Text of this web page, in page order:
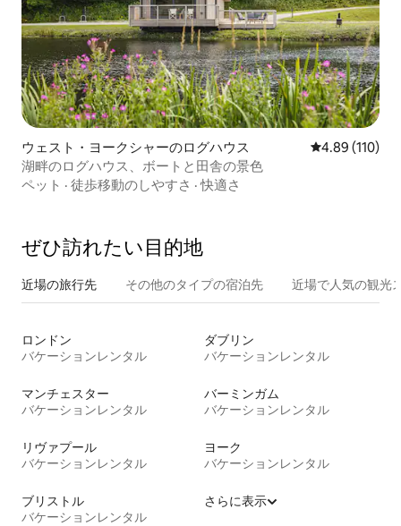
ウェスト・ヨークシャーのログハウス レビュー110
4.89 (110)
湖畔のログハウス、ボートと田舎の景色
ペット · 徒歩移動のしやすさ ·快適さ
ぜひ訪⁠れ⁠た⁠い目⁠的⁠地
近場の旅行先 その他のタ⁠イ⁠プ⁠の宿⁠泊⁠先 近場で人気の観光
ロンドン
バケーションレンタル
ダブリン
バケーションレンタル
マンチェスター
バケーションレンタル
バーミンガム
バケーションレンタル
リヴァプール
バケーションレンタル
ヨーク
バケーションレンタル
ブリストル
バケーションレンタル
さらに表示